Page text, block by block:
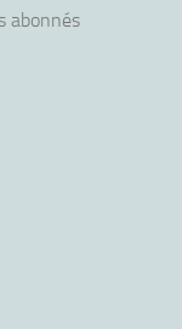
abonnés